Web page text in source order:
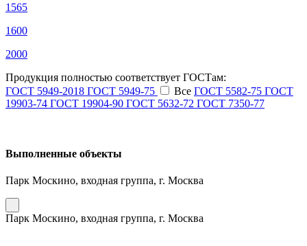
1565
1600
2000
Продукция полностью соответствует ГОСТам:
ГОСТ 5949-2018 ГОСТ 5949-75 Все ГОСТ 5582-75 ГОСТ
19903-74 ГОСТ 19904-90 ГОСТ 5632-72 ГОСТ 7350-77
Выполненные объекты
Парк Москино, входная группа, г. Москва
Парк Москино, входная группа, г. Москва